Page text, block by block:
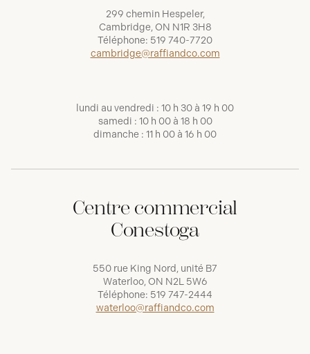
299 chemin Hespeler,
Cambridge, ON N1R 3H8
Téléphone: 519 740-7720
cambridge@raffiandco.com
lundi au vendredi : 10 h 30 à 19 h 00
samedi : 10 h 00 à 18 h 00
dimanche : 11 h 00 à 16 h 00
Centre commercial
Conestoga
550 rue King Nord, unité B7
Waterloo, ON N2L 5W6
Téléphone: 519 747-2444
waterloo@raffiandco.com